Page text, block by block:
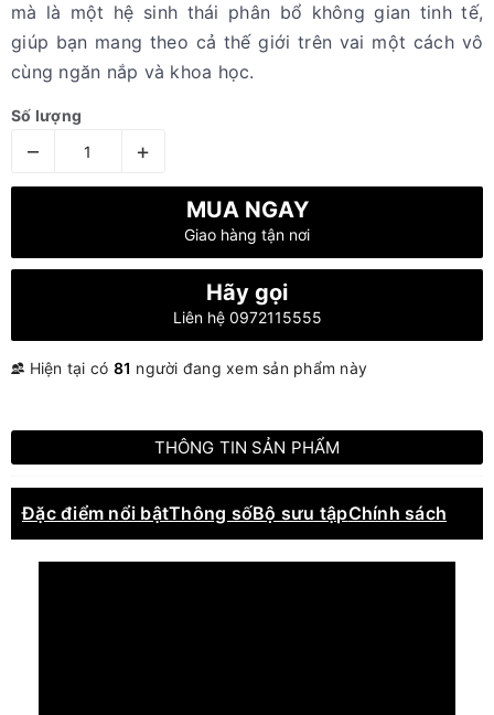
mà là một hệ sinh thái phân bổ không gian tinh tế,
giúp bạn mang theo cả thế giới trên vai một cách vô
cùng ngăn nắp và khoa học.
Số lượng
– +
MUA NGAY
Giao hàng tận nơi
Hãy gọi
Liên hệ 0972115555
Hiện tại có 81 người đang xem sản phẩm này
THÔNG TIN SẢN PHẨM
Đặc điểm nổi bậtThông sốBộ sưu tậpChính sách